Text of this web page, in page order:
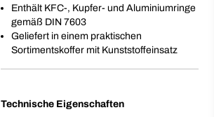
Enthält KFC-, Kupfer- und Aluminiumringe
gemäß DIN 7603
Geliefert in einem praktischen
Sortimentskoffer mit Kunststoffeinsatz
Technische Eigenschaften